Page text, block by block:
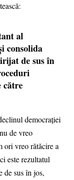
al
consolida
de sus în
către
democrației
de vreo
ori vreo rătăcire a
este rezultatul
de sus în jos,